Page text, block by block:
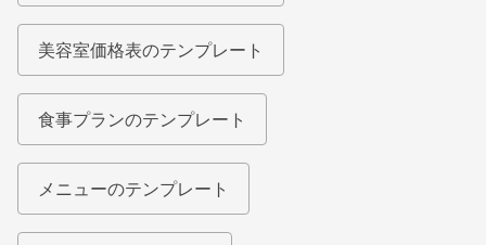
美容室価格表のテンプレート
食事プランのテンプレート
メニューのテンプレート